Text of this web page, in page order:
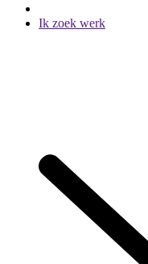
Ik zoek werk